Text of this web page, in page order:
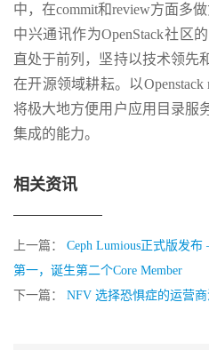
中，在commit和review方面多
中兴通讯作为OpenStack社区
直处于前列，坚持以技术领先
在开源领域耕耘。以Openstack
将极大地方便用户应用目录服
集成的能力。
相关资讯
上一篇： Ceph Lumious正式版发
第一，诞生第二个Core Member
下一篇： NFV 选择恐惧症的运营